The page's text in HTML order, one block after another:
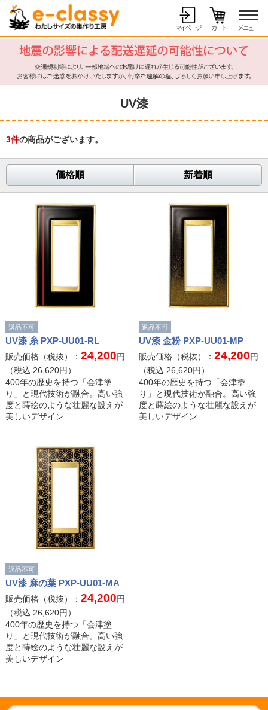
UV漆
3件の商品がございます。
価格順 新着順
返品不可
UV漆 糸 PXP-UU01-RL
販売価格（税抜）： 24,200円
（税込 26,620円）
400年の歴史を持つ「会津塗
り」と現代技術が融合。高い強
度と蒔絵のような壮麗な設えが
美しいデザイン
返品不可
UV漆 金粉 PXP-UU01-MP
販売価格（税抜）：24,200円
（税込26,620円）
400年の歴史を持つ「会津塗
り」と現代技術が融合。高い強
度と蒔絵のような壮麗な設えが
美しいデザイン
返品不可
UV漆 麻の葉 PXP-UU01-MA
販売価格（税抜）： 24,200円
（税込 26,620円）
400年の歴史を持つ「会津塗
り」と現代技術が融合。高い強
度と蒔絵のような壮麗な設えが
美しいデザイン